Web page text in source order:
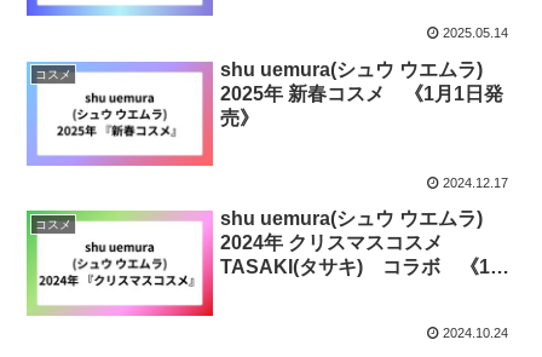
2025.05.14
コスメ
shu uemura(シュウ ウエムラ)
2025年 新春コスメ 《1月1日発
売》
2024.12.17
コスメ
shu uemura(シュウ ウエムラ)
2024年 クリスマスコスメ
TASAKI(タサキ) コラボ 《11
2024.10.24